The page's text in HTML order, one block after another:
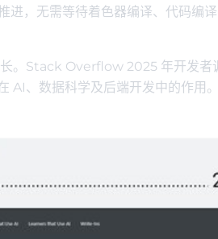
进，无需等待着色器编译、代码编
。Stack Overflow 2025 年开发者
AI、数据科学及后端开发中的作用